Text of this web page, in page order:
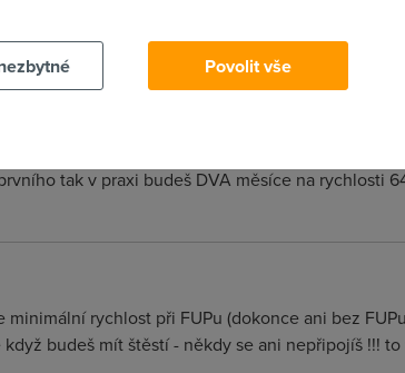
a valim to jinam. jinak ten jejich Fup se
10 dní před koncem měsíte, tak v dalším měsící
tak v praxi budeš DVA měsíce na rychlosti
rychlost při FUPu (dokonce ani bez
budeš mít štěstí - někdy se ani nepřipojíš !!!
Povolit vše